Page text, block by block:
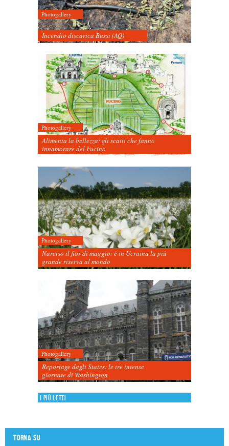
Photogallery
Incendio discarica Bussi (AQ)
Photogallery
Alimenta la bellezza: gli scatti che fanno
innamorare del Fucino
Photogallery
Narciso il fior di maggio: è in Ucraina la più
grande riserva al mondo
Photogallery
Reportage dagli States: le tre intense
giornate di Washington
I più letti
Torna su